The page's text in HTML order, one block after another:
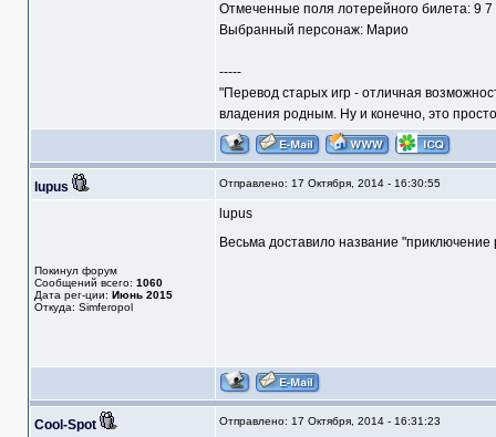
Отмеченные поля лотерейного билета: 9 7
Выбранный персонаж: Марио
-----
"Перевод старых игр - отличная
владения родным. Ну и конечно, это
lupus Отправлено: 17 Октября, 2014 - 16:30:55
Покинул форум
Сообщений всего: 1060
Дата рег-ции: Июнь 2015
Откуда: Simferopol
lupus
Весьма доставило название
Cool-Spot Отправлено: 17 Октября, 2014 - 16:31:23